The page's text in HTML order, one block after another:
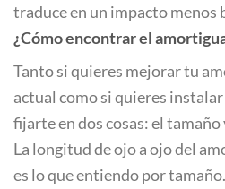
traduce en un impacto menos
¿Cómo encontrar el
Tanto si quieres mejorar tu
actual como si quieres
fijarte en dos cosas: el
La longitud de ojo a ojo del
es lo que entiendo por